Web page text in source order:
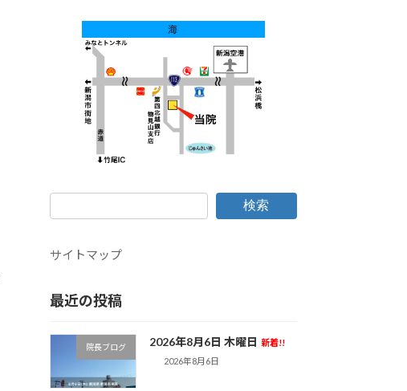
検索
サイトマップ
最近の投稿
院長ブログ 2026年8月6日 木曜日 新着!!
2026年8月6日